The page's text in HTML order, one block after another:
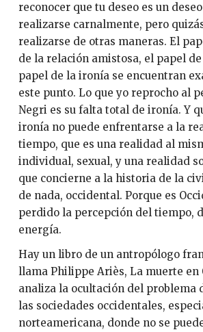
reconocer que tu deseo es un
realizarse carnalmente, pero
realizarse de otras maneras. El
de la relación amistosa, el papel
papel de la ironía se encuentran
este punto. Lo que yo reprocho al
Negri es su falta total de ironía. Y
ironía no puede enfrentarse a la
tiempo, que es una realidad al
individual, sexual, y una realidad
que concierne a la historia de la
de nada, occidental. Porque es
perdido la percepción del tiempo,
energía.
Hay un libro de un antropólogo
llama Philippe Ariès, La muerte en
analiza la ocultación del problema
las sociedades occidentales,
norteamericana, donde no se